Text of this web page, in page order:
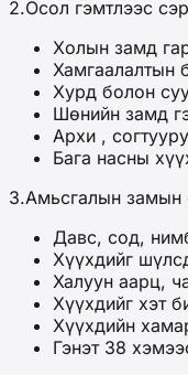
2.Осол гэмтлээс
Холын замд
Хамгаалалтын
Хурд болон
Шөнийн замд
Архи ,
Бага насны
3.Амьсгалын замын
Давс, сод,
Хүүхдийг
Халуун аарц,
Хүүхдийг хэт
Хүүхдийн
Гэнэт 38